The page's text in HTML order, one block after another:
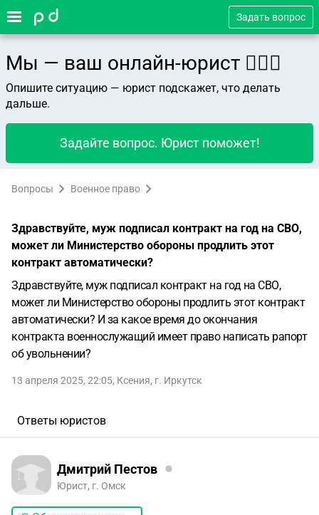
Задать вопрос
Мы — ваш онлайн-юрист 👨🏻‍⚖️
Опишите ситуацию — юрист подскажет, что делать
дальше.
Задайте вопрос. Юрист поможет!
Вопросы Военное право
Здравствуйте, муж подписал контракт на год на СВО,
может ли Министерство обороны продлить этот
контракт автоматически?
Здравствуйте, муж подписал контракт на год на СВО,
может ли Министерство обороны продлить этот контракт
автоматически? И за какое время до окончания
контракта военнослужащий имеет право написать рапорт
об увольнении?
13 апреля 2025, 22:05, Ксения, г. Иркутск
Ответы юристов
Дмитрий Пестов
Юрист, г. Омск